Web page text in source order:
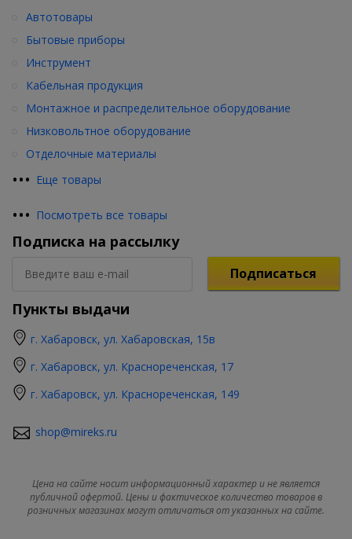
••• Еще товары
Автотовары
Бытовые приборы
Инструмент
Кабельная продукция
Монтажное и распределительное оборудование
Низковольтное оборудование
Отделочные материалы
••• Посмотреть все товары
Подписка на рассылку
Подписаться
Пункты выдачи
г. Хабаровск, ул. Хабаровская, 15в
г. Хабаровск, ул. Краснореченская, 17
г. Хабаровск, ул. Краснореченская, 149
shop@mireks.ru
Цена на сайте носит информационный характер и не является
публичной офертой. Цены и фактическое количество товаров в
розничных магазинах могут отличаться от указанных на сайте.